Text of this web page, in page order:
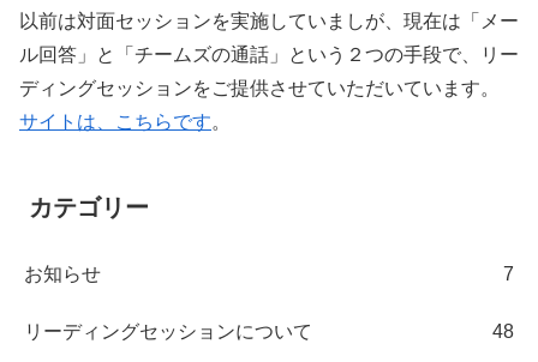
以前は対面セッションを実施していましが、現在は「メー
ル回答」と「チームズの通話」という２つの手段で、リー
ディングセッションをご提供させていただいています。
サイトは、こちらです。
カテゴリー
お知らせ 7
リーディングセッションについて 48